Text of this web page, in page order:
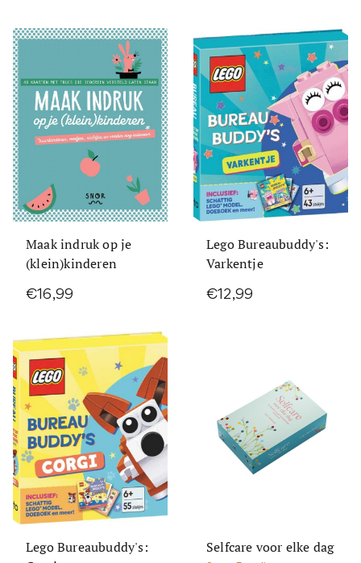
Maak indruk op je
(klein)kinderen
€16,99
Lego Bureaubuddy's:
Varkentje
€12,99
Lego Bureaubuddy's:
Selfcare voor elke dag